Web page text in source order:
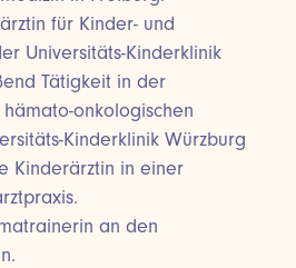
für Kinder- und
Universitäts-Kinderklinik
Tätigkeit in der
onkologischen
Kinderklinik Würzburg
Kinderärztin in einer
an den